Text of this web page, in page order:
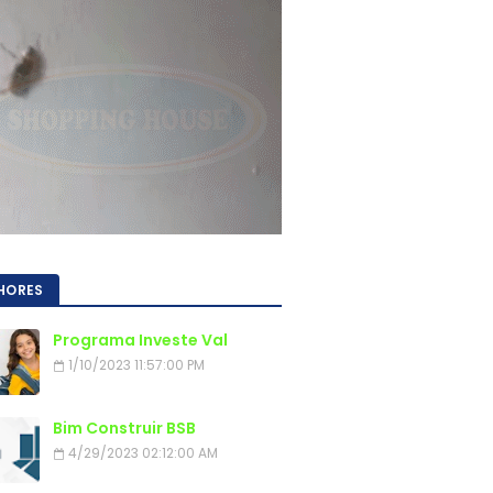
Programa Investe Val
1/10/2023 11:57:00 PM
Bim Construir BSB
4/29/2023 02:12:00 AM